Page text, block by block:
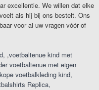
excellentie. We willen dat elke
als hij bij ons bestelt. Ons
voor al uw vragen vóór of
,voetbaltenue kind met
voetbaltenue met eigen
voetbalkleding kind
Replica